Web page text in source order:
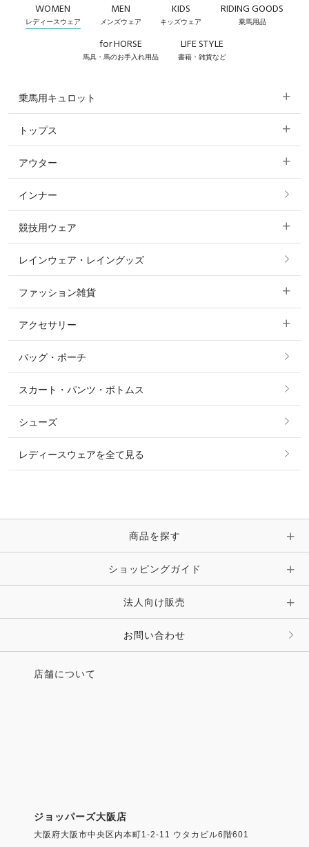
WOMEN
レディースウェア
MEN
メンズウェア
KIDS
キッズウェア
RIDING GOODS
乗馬用品
for HORSE
馬具・馬のお手入れ用品
LIFE STYLE
書籍・雑貨など
乗馬用キュロット
すべてのキュロット
フルグリップ・尻革 キュロット
ニーグリップ・膝革 キュロット
トップス
すべてのトップス
ポロシャツ
カットソー・Tシャツ・タンクトップ
ニット・セーター
シャツ・ブラウス・ワンピース
アウター
すべてのアウター
コート
ジャケット・ブルゾン
インナー
競技用ウェア
すべての競技用ウェア
ショージャケット
ショーシャツ
レインウェア・レイングッズ
ファッション雑貨
すべてのファッション雑貨
ソックス
ベルト
時計・財布・キーケース・革小物
キーホルダー・チャーム・ストラップ
その他 ファッション雑貨
アクセサリー
すべてのアクセサリー
リング
ピアス・イヤリング
ピン・ブローチ・コサージュ
その他 アクセサリー
バッグ・ポーチ
スカート・パンツ・ボトムス
シューズ
レディースウェアを全て見る
商品を探す
ショッピングガイド
法人向け販売
お問い合わせ
店舗について
ジョッパーズ大阪店
大阪府大阪市中央区内本町1-2-11 ウタカビル6階601